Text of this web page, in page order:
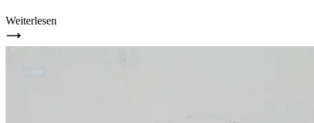
Weiterlesen